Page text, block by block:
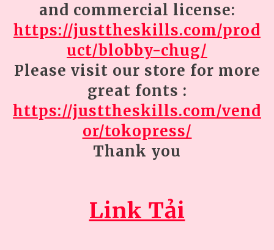
and commercial license:
https://justtheskills.com/prod
uct/blobby-chug/
Please visit our store for more
great fonts :
https://justtheskills.com/vend
or/tokopress/
Thank you
Link Tải